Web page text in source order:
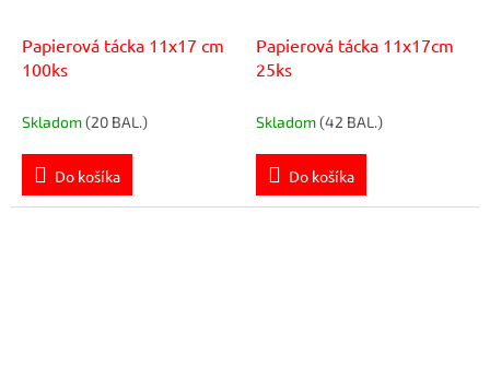
Papierová tácka 11x17 cm
100ks
Skladom(20 BAL.)
Do košíka
Papierová tácka 11x17cm
25ks
Skladom(42 BAL.)
Do košíka